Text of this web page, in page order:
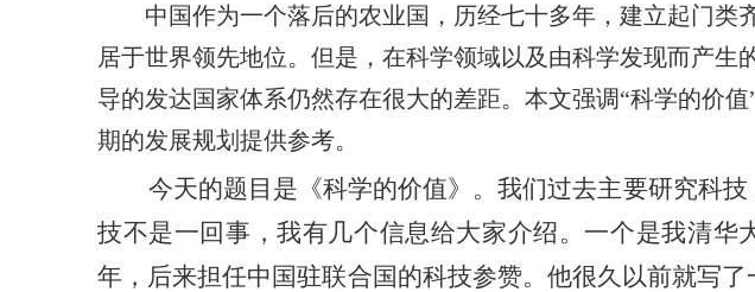
中国作为一个落后的农业国，历经七十多年，建立起门类
居于世界领先地位。但是，在科学领域以及由科学发现而产生
导的发达国家体系仍然存在很大的差距。本文强调“科学的价
期的发展规划 提供参考。
今天的题目是《科学的价值》。我们过去主要研究科
技不是一回事，我有几个信息给大家介绍。一个是我清华
年，后来担任中国驻联合国的科技参赞。 他很久以前就写